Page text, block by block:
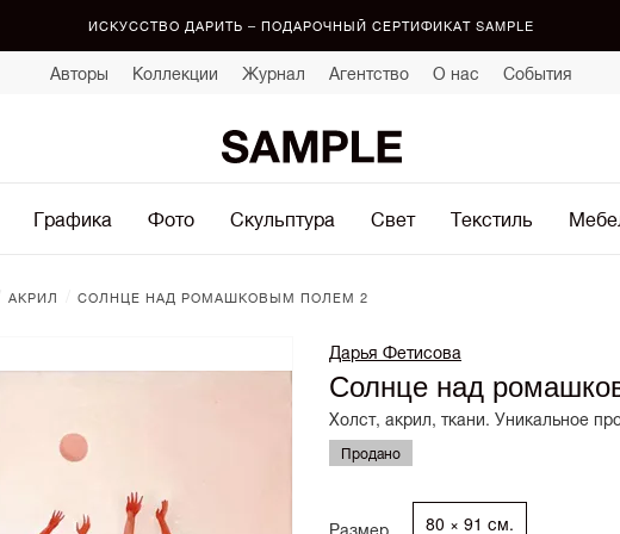
ИСКУССТВО ДАРИТЬ – ПОДАРОЧНЫЙ СЕРТИФИКАТ SAMPLE
Авторы Коллекции Журнал Агентство О нас События
Графика Фото Скульптура Свет Текстиль
АКРИЛ СОЛНЦЕ НАД РОМАШКОВЫМ ПОЛЕМ 2
Дарья Фетисова
Солнце над
Холст, акрил, ткани. Уникальное
Продано
Размер 80 × 91 см.